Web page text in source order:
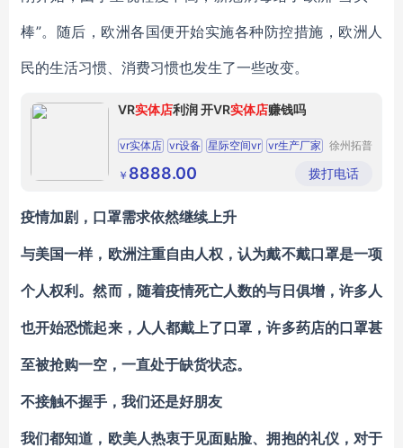
棒”。随后，欧洲各国便开始实施各种防控措施，欧洲人
民的生活习惯、消费习惯也发生了一些改变。
VR实体店利润 开VR实体店赚钱吗
vr实体店 vr设备 星际空间vr vr生产厂家
徐州拓普
科技有限
公司
￥ 8888.00 拨打电话
疫情加剧， 口罩需求依然继续上升
与美国一样，欧洲注重自由人权，认为戴不戴口罩是一项
个人权利。然而，随着疫情死亡人数的与日俱增，许多人
也开始恐慌起来，人人都戴上了口罩，许多药店的口罩甚
至被抢购一空，一直处于缺货状态。
不接触不握手，我们还是好朋友
我们都知道，欧美人热衷于见面贴脸、拥抱的礼仪，对于